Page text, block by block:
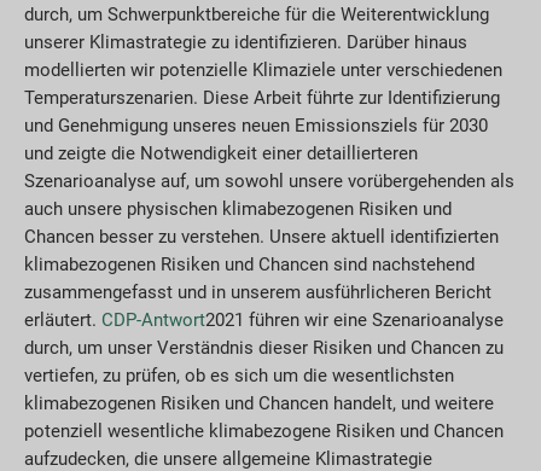
durch, um Schwerpunktbereiche für die Weiterentwicklung
unserer Klimastrategie zu identifizieren. Darüber hinaus
modellierten wir potenzielle Klimaziele unter verschiedenen
Temperaturszenarien. Diese Arbeit führte zur Identifizierung
und Genehmigung unseres neuen Emissionsziels für 2030
und zeigte die Notwendigkeit einer detaillierteren
Szenarioanalyse auf, um sowohl unsere vorübergehenden als
auch unsere physischen klimabezogenen Risiken und
Chancen besser zu verstehen. Unsere aktuell identifizierten
klimabezogenen Risiken und Chancen sind nachstehend
zusammengefasst und in unserem ausführlicheren Bericht
erläutert. CDP-Antwort2021 führen wir eine Szenarioanalyse
durch, um unser Verständnis dieser Risiken und Chancen zu
vertiefen, zu prüfen, ob es sich um die wesentlichsten
klimabezogenen Risiken und Chancen handelt, und weitere
potenziell wesentliche klimabezogene Risiken und Chancen
aufzudecken, die unsere allgemeine Klimastrategie